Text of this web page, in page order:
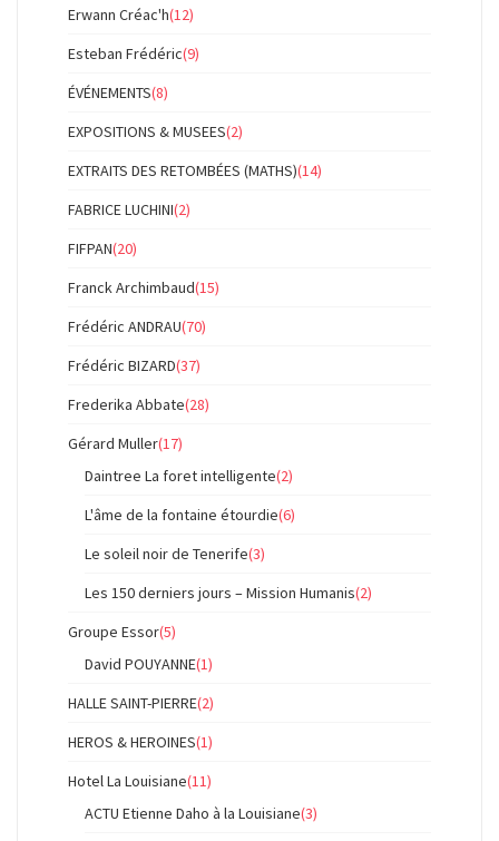
Erwann Créac'h(12)
Esteban Frédéric(9)
ÉVÉNEMENTS(8)
EXPOSITIONS & MUSEES(2)
EXTRAITS DES RETOMBÉES (MATHS)(14)
FABRICE LUCHINI(2)
FIFPAN(20)
Franck Archimbaud(15)
Frédéric ANDRAU(70)
Frédéric BIZARD(37)
Frederika Abbate(28)
Gérard Muller(17)
Daintree La foret intelligente(2)
L'âme de la fontaine étourdie(6)
Le soleil noir de Tenerife(3)
Les 150 derniers jours – Mission Humanis(2)
Groupe Essor(5)
David POUYANNE(1)
HALLE SAINT-PIERRE(2)
HEROS & HEROINES(1)
Hotel La Louisiane(11)
ACTU Etienne Daho à la Louisiane(3)